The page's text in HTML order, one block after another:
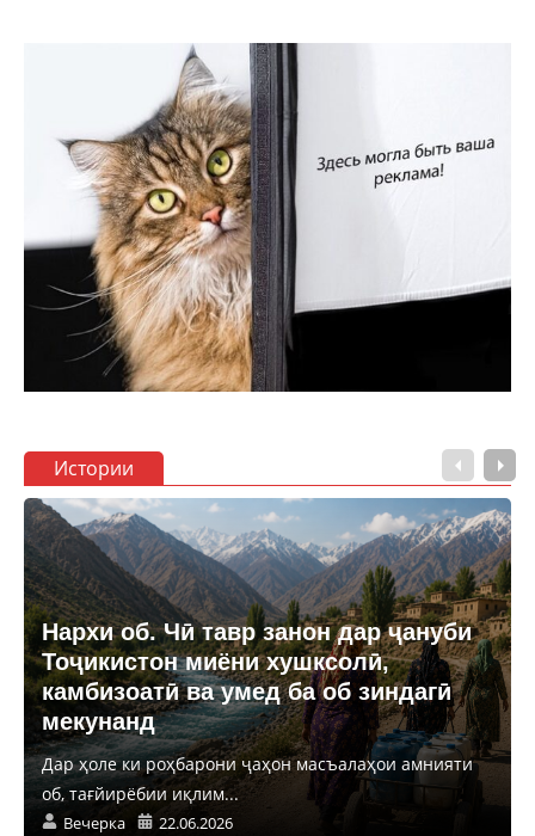
Истории
Нархи об. Чӣ тавр занон дар ҷануби
Тоҷикистон миёни хушксолӣ,
камбизоатӣ ва умед ба об зиндагӣ
мекунанд
Дар ҳоле ки роҳбарони ҷаҳон масъалаҳои амнияти
об, тағйирёбии иқлим...
Вечерка 22.06.2026